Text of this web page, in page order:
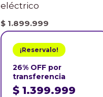
eléctrico
$1.899.999
¡Reservalo!
26% OFFpor
transferencia
$1.399.999